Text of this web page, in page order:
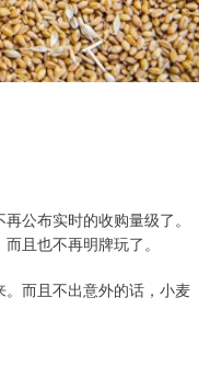
公布实时的收购量级了。
且也不再明牌玩了。
而且不出意外的话，小麦